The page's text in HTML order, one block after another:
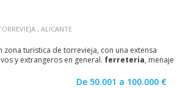
, ALICANTE
zona turistica de torrevieja, con una extensa
y extrangeros en general. ferreteria, menaje
De 50.001 a 100.000 €